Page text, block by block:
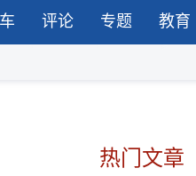
评论 专题 教育
热门文章